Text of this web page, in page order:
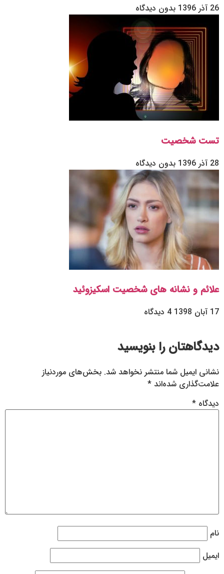
26 آذر 1396 بدون دیدگاه
تست شخصیت
28 آذر 1396 بدون دیدگاه
علائم و نشانه های شخصیت اسکیزوئید
17 آبان 1398 4 دیدگاه
دیدگاهتان را بنویسید
نشانی ایمیل شما منتشر نخواهد شد. بخش‌های موردنیاز
علامت‌گذاری شده‌اند *
دیدگاه *
نام
ایمیل